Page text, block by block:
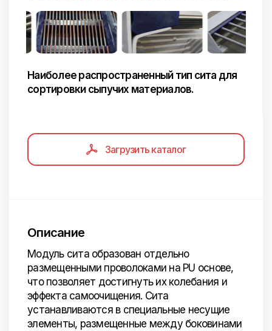
Наиболее распространенный тип сита для
сортировки сыпучих материалов.
Загрузить каталог
Описание
Модуль сита образован отдельно
размещенными проволоками на PU основе,
что позволяет достигнуть их колебания и
эффекта самоочищения. Сита
устанавливаются в специальные несущие
элементы, размещенные между боковинами